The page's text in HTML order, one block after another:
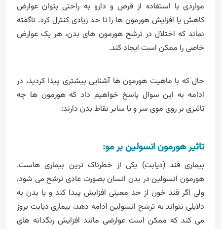
مواردی با استفاده از قرص و دارو به راحتی بتوان عوارض
کاهش یا افزایش هورمون ها را تا حد زیادی کنترل کرد. ناگفته
نماند که اختلال در ترشح هورمون های بدن، هر یک عوارض
خاصی را ممکن است ایجاد کند.
حال که با ماهیت هورمون ها آشنایی بیشتری پیدا کردید، در
ادامه به این سوال پاسخ خواهیم داد که هورمون ها چه
تاثیری بر روی موی سر و یا سایر نقاط بدن دارند:
تاثیر هورمون انسولین بر مو:
بیماری قند (دیابت) یکی از خطرناک ترین بیماری هاست.
هورمون انسولین در بدن انسان بصورت عادی ترشح می شود،
ولی اگر قند خون از حد معینی افزایش پیدا کند و یا بدن به
دلایلی نتواند به ترشح انسولین ادامه دهد، بیماری دیابت بروز
می کند که ممکن است عوارضی مانند افزایش رنگدانه های